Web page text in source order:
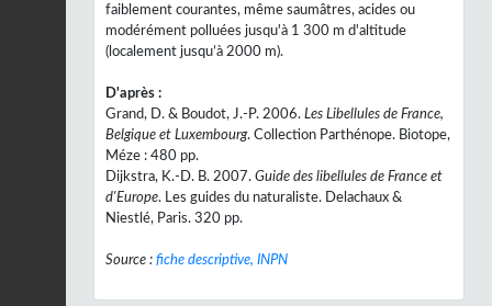
faiblement courantes, même saumâtres, acides ou
modérément polluées jusqu'à 1 300 m d'altitude
(localement jusqu’à 2000 m).
D'après :
Grand, D. & Boudot, J.-P. 2006. Les Libellules de France,
Belgique et Luxembourg. Collection Parthénope. Biotope,
Méze : 480 pp.
Dijkstra, K.-D. B. 2007. Guide des libellules de France et
d'Europe. Les guides du naturaliste. Delachaux &
Niestlé, Paris. 320 pp.
Source : fiche descriptive, INPN